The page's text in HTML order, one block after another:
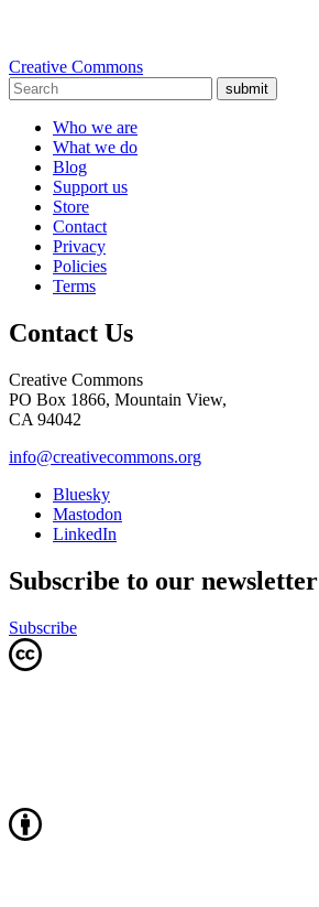
Creative Commons
submit
Who we are
What we do
Blog
Support us
Store
Contact
Privacy
Policies
Terms
Contact Us
Creative Commons
PO Box 1866, Mountain View,
CA 94042
info@creativecommons.org
Bluesky
Mastodon
LinkedIn
Subscribe to our newsletter
Subscribe